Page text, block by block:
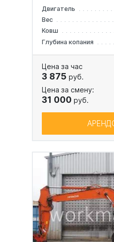
Двигатель
Вес
Ковш
Глубина копания
Цена за час
3 875 руб.
Цена за смену:
31 000 руб.